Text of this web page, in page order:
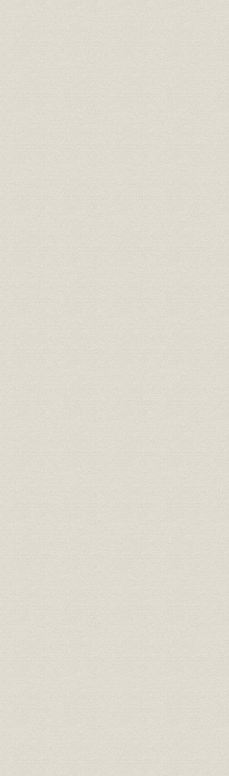
設備
事業の拡大・発展と戦時下の経
営 1917●大正6年→昭和20年
●1945
昭和6年
(1945年)
製品
焦土からの出発と高度成長の軌
跡 1946●昭和21年→昭和46年
●1971
昭和21年
(1962年)頃
技術
焦土からの出発と高度成長の軌
跡 1946●昭和21年→昭和46年
●1971
昭和36年
(1971年)
技術
「モートルの明電」から「パワ
ートロニクスの明電」へ 1972●
昭和47年→平成元年●1989
昭和46年
(1972年)
技術
「モートルの明電」から「パワ
ートロニクスの明電」へ 1972●
昭和47年→平成元年●1989
昭和51年
(1989年)